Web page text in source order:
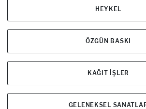
HEYKEL
ÖZGÜN BASKI
KAĞIT İŞLER
GELENEKSEL